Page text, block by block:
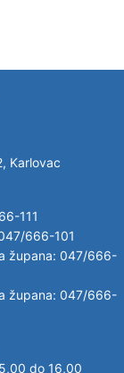
Karlovac
111
666-101
župana: 047/666-
župana: 047/666-
do 16,00